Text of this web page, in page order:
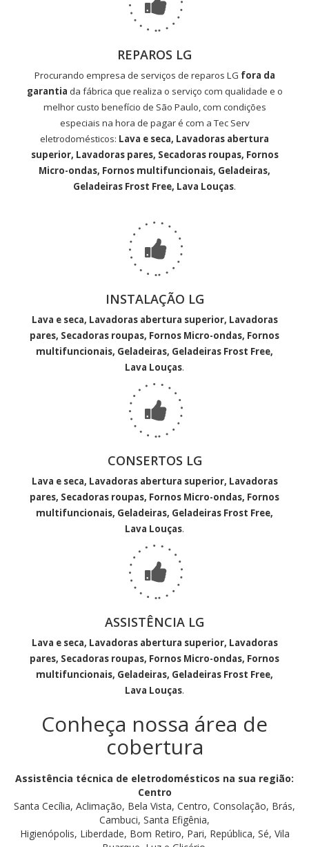
REPAROS LG
Procurando empresa de serviços de reparos LG fora da
garantia da fábrica que realiza o serviço com qualidade e o
melhor custo benefício de São Paulo, com condições
especiais na hora de pagar é com a Tec Serv
eletrodomésticos: Lava e seca, Lavadoras abertura
superior, Lavadoras pares, Secadoras roupas, Fornos
Micro-ondas, Fornos multifuncionais, Geladeiras,
Geladeiras Frost Free, Lava Louças.
INSTALAÇÃO LG
Lava e seca, Lavadoras abertura superior, Lavadoras
pares, Secadoras roupas, Fornos Micro-ondas, Fornos
multifuncionais, Geladeiras, Geladeiras Frost Free,
Lava Louças.
CONSERTOS LG
Lava e seca, Lavadoras abertura superior, Lavadoras
pares, Secadoras roupas, Fornos Micro-ondas, Fornos
multifuncionais, Geladeiras, Geladeiras Frost Free,
Lava Louças.
ASSISTÊNCIA LG
Lava e seca, Lavadoras abertura superior, Lavadoras
pares, Secadoras roupas, Fornos Micro-ondas, Fornos
multifuncionais, Geladeiras, Geladeiras Frost Free,
Lava Louças.
Conheça nossa área de
cobertura
Assistência técnica de eletrodomésticos na sua região:
Centro
Santa Cecília, Aclimação, Bela Vista, Centro, Consolação, Brás,
Cambuci, Santa Efigênia,
Higienópolis, Liberdade, Bom Retiro, Pari, República, Sé, Vila